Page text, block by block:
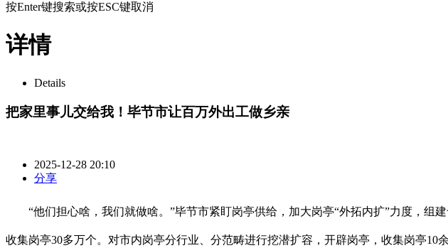
按Enter键搜索或按ESC键取消
详情
Details
把家里事儿交给我！毕节市让百万外出工做乡亲
2025-12-28 20:10
分享
“他们担心啥，我们就做啥。”毕节市紧盯岗亭供给，加大岗亭“外拓内扩”力度，组
收集岗亭30多万个。对市内岗亭分行业、分范畴进行挖潜扩容，开辟岗亭，收集岗亭10余